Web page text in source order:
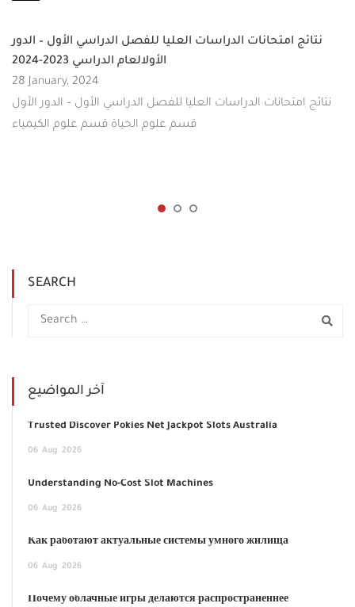
نتائج امتحانات الدراسات العليا للفصل الدراسي الأول – الدور
الأولالعام الدراسي 2023-2024
28 January, 2024
نتائج امتحانات الدراسات العليا للفصل الدراسي الأول – الدور الأول
قسم علوم الحياة قسم علوم الكيمياء
SEARCH
آخر المواضيع
Trusted Discover Pokies Net Jackpot Slots Australia
06 Aug 2026
Understanding No-Cost Slot Machines
06 Aug 2026
Как работают актуальные системы умного жилища
06 Aug 2026
Почему облачные игры делаются распространённее